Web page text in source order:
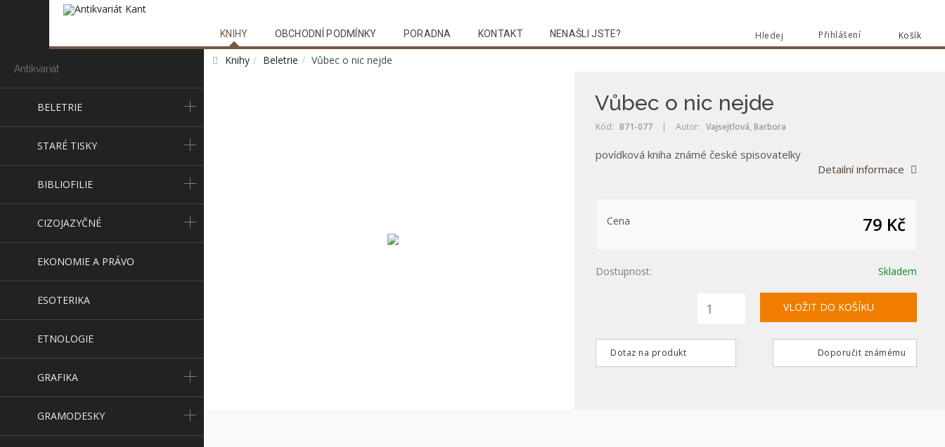
Košík
Přihlášení
Hledej
KNIHY OBCHODNÍ PODMÍNKY PORADNA KONTAKT NENAŠLI JSTE?
Antikvariát
BELETRIE
STARÉ TISKY
BIBLIOFILIE
CIZOJAZYČNÉ
EKONOMIE A PRÁVO
ESOTERIKA
ETNOLOGIE
GRAFIKA
GRAMODESKY
Knihy Beletrie Vůbec o nic nejde
Vůbec o nic nejde
Kód: B71-077 | Autor: Vajsejtlová, Barbora
povídková kniha známé české spisovatelky
Detailní informace
Cena 79 Kč
Dostupnost: Skladem
Dotaz na produkt Doporučit známému